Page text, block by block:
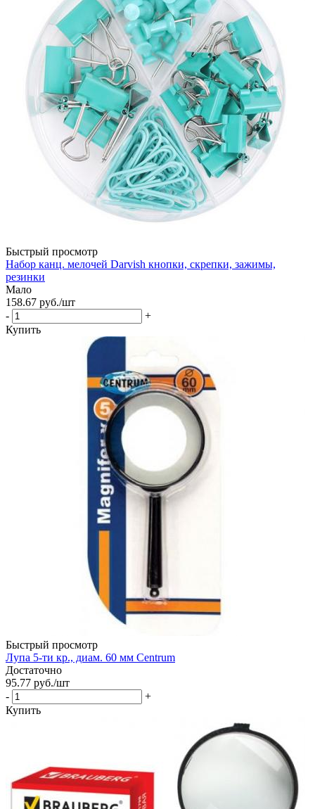
Быстрый просмотр
Набор канц. мелочей Darvish кнопки, скрепки, зажимы,
резинки
Мало
158.67 руб./шт
-
+
Купить
Быстрый просмотр
Лупа 5-ти кр., диам. 60 мм Centrum
Достаточно
95.77 руб./шт
-
+
Купить